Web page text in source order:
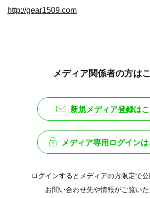
http://gear1509.com
メディア関係者の方は
新規メディア登録は
メディア専用ログインは
ログインするとメディアの方限定で
お問い合わせ先や情報がご覧い